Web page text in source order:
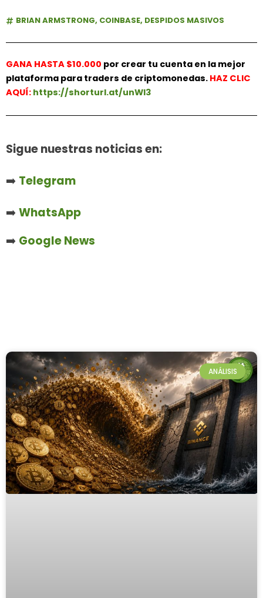
BRIAN ARMSTRONG, COINBASE, DESPIDOS MASIVOS
GANA HASTA $10.000 por crear tu cuenta en la mejor
plataforma para traders de criptomonedas. HAZ CLIC
AQUÍ: https://shorturl.at/unWl3
Sigue nuestras noticias en:
➡️ Telegram
➡️WhatsApp
➡️ Google News
ANÁLISIS